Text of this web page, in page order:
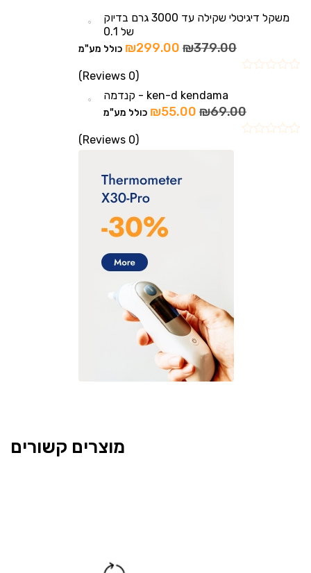
משקל דיגיטלי שקילה עד 3000 גרם בדיוק
של 0.1
₪379.00
₪299.00 כולל מע"מ
(0 Reviews)
ken-d kendama - קנדמה
₪69.00
₪55.00 כולל מע"מ
(0 Reviews)
מוצרים קשורים